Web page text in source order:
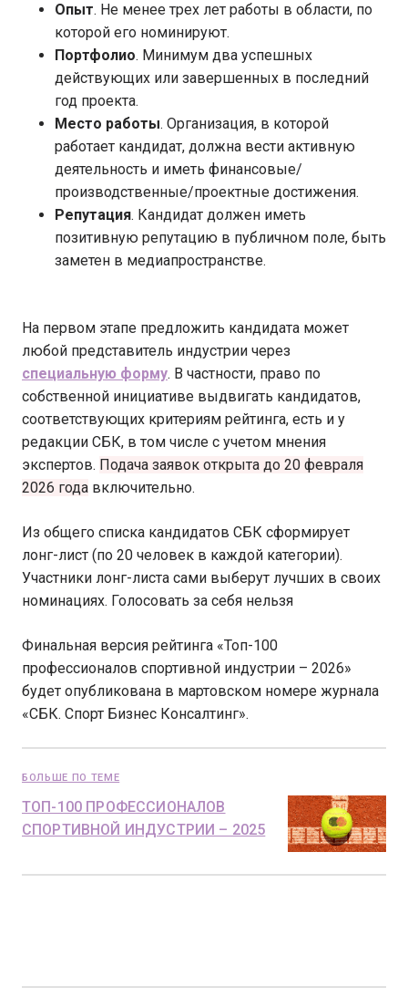
Опыт. Не менее трех лет работы в области, по
которой его номинируют.
Портфолио. Минимум два успешных
действующих или завершенных в последний
год проекта.
Место работы. Организация, в которой
работает кандидат, должна вести активную
деятельность и иметь финансовые/
производственные/проектные достижения.
Репутация. Кандидат должен иметь
позитивную репутацию в публичном поле, быть
заметен в медиапространстве.
На первом этапе предложить кандидата может
любой представитель индустрии через
специальную форму. В частности, право по
собственной инициативе выдвигать кандидатов,
соответствующих критериям рейтинга, есть и у
редакции СБК, в том числе с учетом мнения
экспертов. Подача заявок открыта до 20 февраля
2026 года включительно.
Из общего списка кандидатов СБК сформирует
лонг-лист (по 20 человек в каждой категории).
Участники лонг-листа сами выберут лучших в своих
номинациях. Голосовать за себя нельзя
Финальная версия рейтинга «Топ-100
профессионалов спортивной индустрии – 2026»
будет опубликована в мартовском номере журнала
«СБК. Спорт Бизнес Консалтинг».
БОЛЬШЕ ПО ТЕМЕ
ТОП-100 ПРОФЕССИОНАЛОВ
СПОРТИВНОЙ ИНДУСТРИИ – 2025